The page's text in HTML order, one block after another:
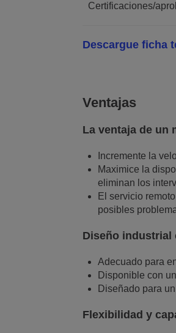
Certificaciones/
Descargue ficha
Ventajas
La ventaja de un
Incremente la
Maximice la
eliminan los
El servicio
posibles
Diseño industrial
Adecuado para
Disponible con
Diseñado para
Flexibilidad y